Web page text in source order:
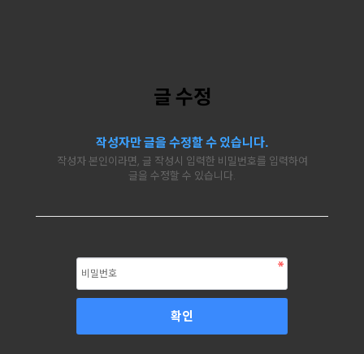
글 수정
작성자만 글을 수정할 수 있습니다.
작성자 본인이라면, 글 작성시 입력한 비밀번호를 입력하여
글을 수정할 수 있습니다.